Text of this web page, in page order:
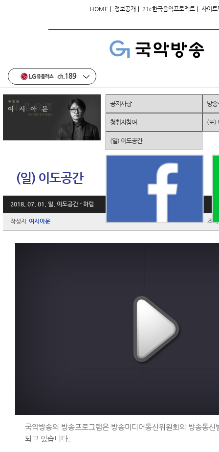
HOME | 정보공개 | 21c한국음악프로젝트 | 사이트
(일) 이도공간
2018. 07. 01. 일. 이도공간 - 하림
작성자 여시아문 조
국악방송의 방송프로그램은 방송미디어통신위원회의 방송통
되고 있습니다.
공지사항 방
청취자참여 (토)
(일) 이도공간